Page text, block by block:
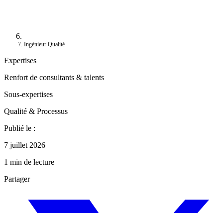
Ingénieur Qualité
Expertises
Renfort de consultants & talents
Sous-expertises
Qualité & Processus
Publié le :
7 juillet 2026
1 min de lecture
Partager